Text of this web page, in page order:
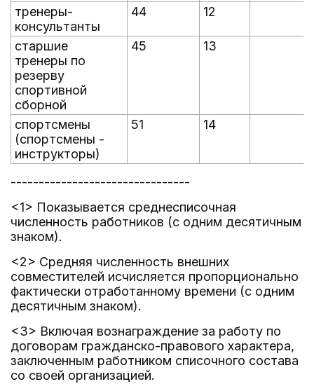
тренеры-
консультанты
44 12
старшие
тренеры по
резерву
спортивной
сборной
45 13
спортсмены
(спортсмены -
инструкторы)
51 14
--------------------------------
<1> Показывается среднесписочная
численность работников (с одним десятичным
знаком).
<2> Средняя численность внешних
совместителей исчисляется пропорционально
фактически отработанному времени (с одним
десятичным знаком).
<3> Включая вознаграждение за работу по
договорам гражданско-правового характера,
заключенным работником списочного состава
со своей организацией.